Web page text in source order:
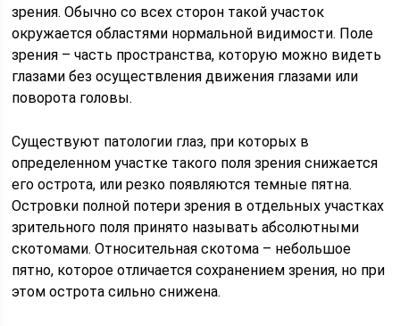
зрения. Обычно со всех сторон такой участок
окружается областями нормальной видимости. Поле
зрения – часть пространства, которую можно видеть
глазами без осуществления движения глазами или
поворота головы.
Существуют патологии глаз, при которых в
определенном участке такого поля зрения снижается
его острота, или резко появляются темные пятна.
Островки полной потери зрения в отдельных участках
зрительного поля принято называть абсолютными
скотомами. Относительная скотома – небольшое
пятно, которое отличается сохранением зрения, но при
этом острота сильно снижена.